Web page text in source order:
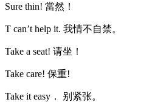
Sure thin! 當然！
T can’t help it. 我情不自禁。
Take a seat! 请坐！
Take care! 保重!
Take it easy． 别紧张。